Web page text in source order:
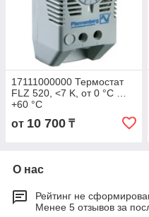
17111000000 Термостат
FLZ 520, <7 K, от 0 °C …
+60 °C
от 10 700 ₸
О нас
Рейтинг не
Менее 5 отзывов за